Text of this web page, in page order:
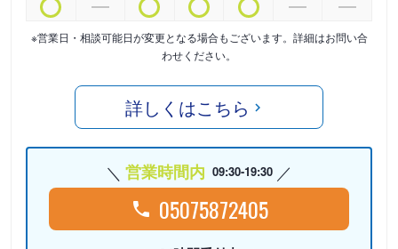
※営業日・相談可能日が変更となる場合もございます。詳細はお問い合
わせください。
詳しくはこちら
営業時間内 09:30-19:30
05075872405